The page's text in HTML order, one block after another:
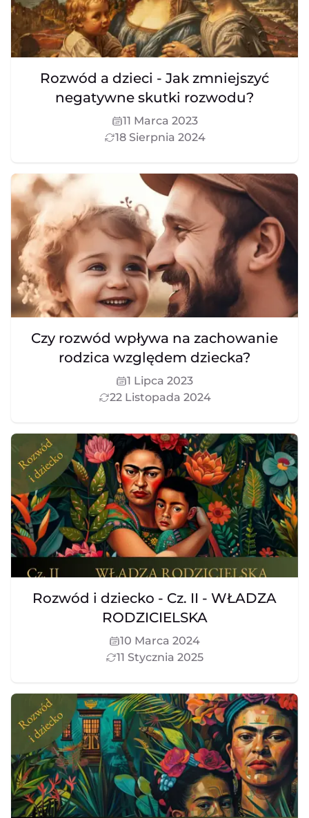
Rozwód a dzieci - Jak zmniejszyć
negatywne skutki rozwodu?
11 Marca 2023
18 Sierpnia 2024
Czy rozwód wpływa na zachowanie
rodzica względem dziecka?
1 Lipca 2023
22 Listopada 2024
Rozwód i dziecko - Cz. II - WŁADZA
RODZICIELSKA
10 Marca 2024
11 Stycznia 2025